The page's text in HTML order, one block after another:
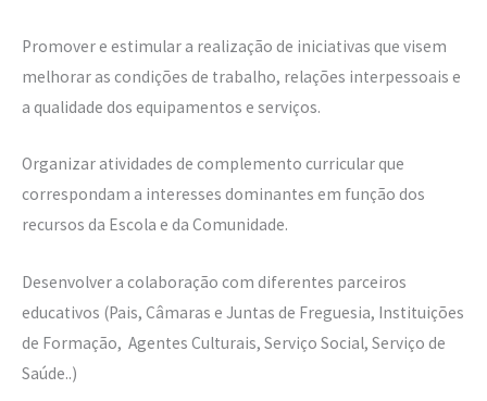
Promover e estimular a realização de iniciativas que visem
melhorar as condições de trabalho, relações interpessoais e
a qualidade dos equipamentos e serviços.
Organizar atividades de complemento curricular que
correspondam a interesses dominantes em função dos
recursos da Escola e da Comunidade.
Desenvolver a colaboração com diferentes parceiros
educativos (Pais, Câmaras e Juntas de Freguesia, Instituições
de Formação, Agentes Culturais, Serviço Social, Serviço de
Saúde..)